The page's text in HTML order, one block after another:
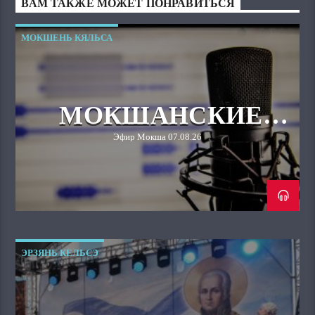
ВАМ ТАКЖЕ МОЖЕТ ПОНРАВИТЬСЯ
МОКШЕНЬ КЯЛЬСА
МОКШАНСКИЕ
СЕМЬИ В
ДРЕВНОСТИ
Эфир Мокша 07.08.26
ЭРЗЯНЬ КЕЛЬСЭ